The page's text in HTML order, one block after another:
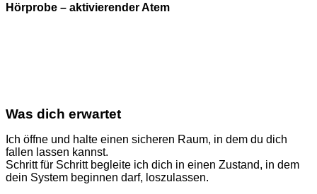
Hörprobe – aktivierender Atem
Was dich erwartet
Ich öffne und halte einen sicheren Raum, in dem du dich
fallen lassen kannst.
Schritt für Schritt begleite ich dich in einen Zustand, in dem
dein System beginnen darf, loszulassen.